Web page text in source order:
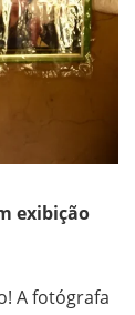
exibição
A fotógrafa